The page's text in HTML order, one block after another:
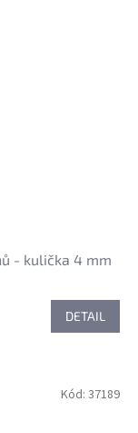
- kulička 4 mm
DETAIL
Kód: 37189